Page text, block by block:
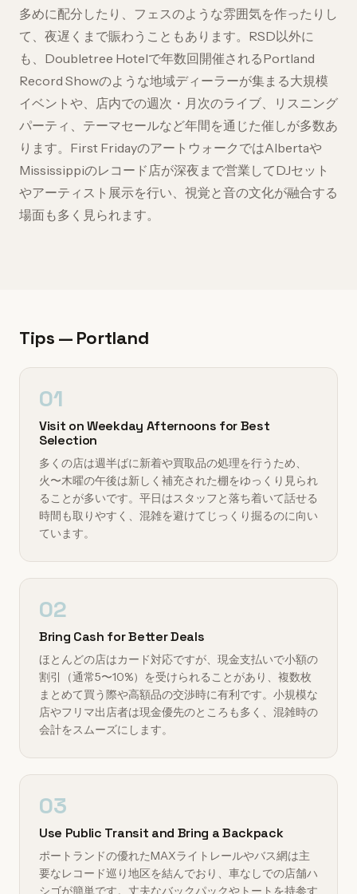
多めに配分したり、フェスのような雰囲気を作ったりし
て、夜遅くまで賑わうこともあります。RSD以外に
も、Doubletree Hotelで年数回開催されるPortland
Record Showのような地域ディーラーが集まる大規模
イベントや、店内での週次・月次のライブ、リスニング
パーティ、テーマセールなど年間を通じた催しが多数あ
ります。First FridayのアートウォークではAlbertaや
Mississippiのレコード店が深夜まで営業してDJセット
やアーティスト展示を行い、視覚と音の文化が融合する
場面も多く見られます。
Tips — Portland
01
Visit on Weekday Afternoons for Best
Selection
多くの店は週半ばに新着や買取品の処理を行うため、
火〜木曜の午後は新しく補充された棚をゆっくり見られ
ることが多いです。平日はスタッフと落ち着いて話せる
時間も取りやすく、混雑を避けてじっくり掘るのに向い
ています。
02
Bring Cash for Better Deals
ほとんどの店はカード対応ですが、現金支払いで小額の
割引（通常5〜10%）を受けられることがあり、複数枚
まとめて買う際や高額品の交渉時に有利です。小規模な
店やフリマ出店者は現金優先のところも多く、混雑時の
会計をスムーズにします。
03
Use Public Transit and Bring a Backpack
ポートランドの優れたMAXライトレールやバス網は主
要なレコード巡り地区を結んでおり、車なしでの店舗ハ
シゴが簡単です。丈夫なバックパックやトートを持参す